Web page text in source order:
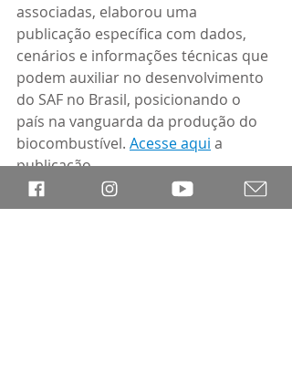
associadas, elaborou uma
publicação específica com dados,
cenários e informações técnicas que
podem auxiliar no desenvolvimento
do SAF no Brasil, posicionando o
país na vanguarda da produção do
biocombustível. Acesse aqui a
publicação
Aprendendo com o Clima